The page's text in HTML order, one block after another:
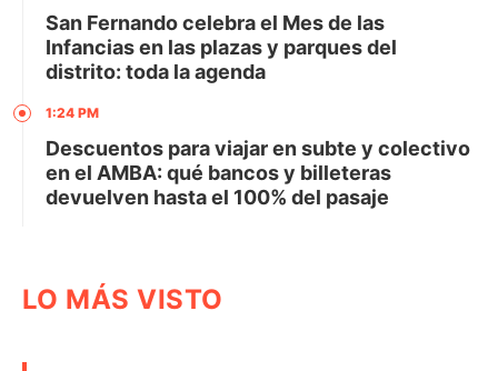
San Fernando celebra el Mes de las
Infancias en las plazas y parques del
distrito: toda la agenda
1:24 PM
Descuentos para viajar en subte y colectivo
en el AMBA: qué bancos y billeteras
devuelven hasta el 100% del pasaje
LO MÁS VISTO